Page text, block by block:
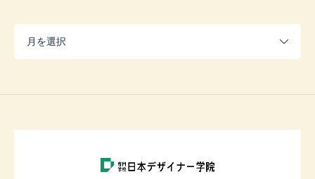
月を選択